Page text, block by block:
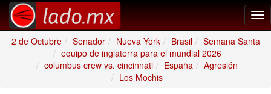
2 de Octubre
Senador Nueva York Brasil
Semana Santa
equipo de inglaterra para el mundial 2026
columbus crew vs. cincinnati
España
Agresión
Los Mochis